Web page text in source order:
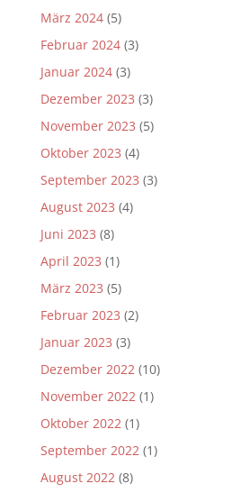
März 2024(5)
Februar 2024(3)
Januar 2024(3)
Dezember 2023 (3)
November 2023 (5)
Oktober 2023 (4)
September 2023 (3)
August 2023 (4)
Juni 2023 (8)
April 2023 (1)
März 2023 (5)
Februar 2023 (2)
Januar 2023 (3)
Dezember 2022 (10)
November 2022 (1)
Oktober 2022 (1)
September 2022 (1)
August 2022 (8)